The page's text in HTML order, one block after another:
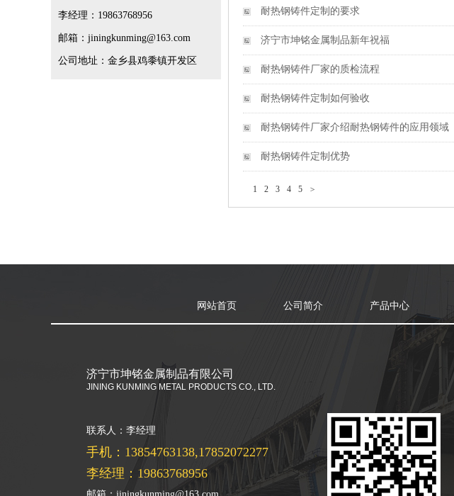
李经理：19863768956
邮箱：jiningkunming@163.com
公司地址：金乡县鸡黍镇开发区
耐热钢铸件定制的要求
济宁市坤铭金属制品新年祝福
耐热钢铸件厂家的质检流程
耐热钢铸件定制如何验收
耐热钢铸件厂家介绍耐热钢铸件的应用领域
耐热钢铸件定制优势
1 2 3 4 5 >
网站首页 公司简介 产品中心
济宁市坤铭金属制品有限公司
JINING KUNMING METAL PRODUCTS CO., LTD.
联系人：李经理
手机：13854763138,17852072277
李经理：19863768956